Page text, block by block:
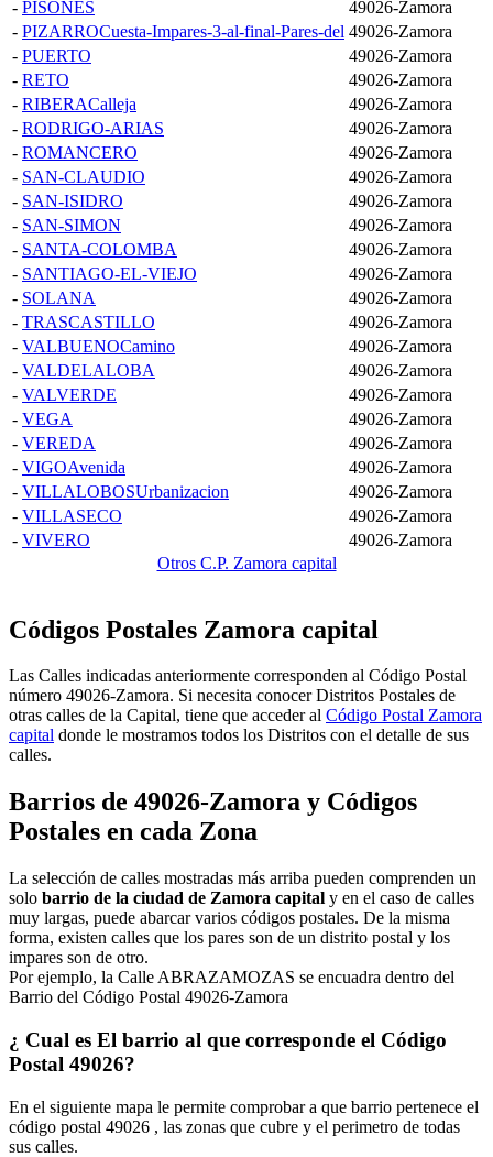
- PISONES
49026-Zamora
- PIZARROCuesta-Impares-3-al-final-Pares-del 49026-Zamora
- PUERTO
49026-Zamora
- RETO
49026-Zamora
- RIBERACalleja
49026-Zamora
- RODRIGO-ARIAS
49026-Zamora
- ROMANCERO
49026-Zamora
- SAN-CLAUDIO
49026-Zamora
- SAN-ISIDRO
49026-Zamora
- SAN-SIMON
49026-Zamora
- SANTA-COLOMBA
49026-Zamora
- SANTIAGO-EL-VIEJO
49026-Zamora
- SOLANA
49026-Zamora
- TRASCASTILLO
49026-Zamora
- VALBUENOCamino
49026-Zamora
- VALDELALOBA
49026-Zamora
- VALVERDE
49026-Zamora
- VEGA
49026-Zamora
- VEREDA
49026-Zamora
- VIGOAvenida
49026-Zamora
- VILLALOBOSUrbanizacion
49026-Zamora
- VILLASECO
49026-Zamora
- VIVERO
49026-Zamora
Otros C.P. Zamora capital
Códigos Postales Zamora capital
Las Calles indicadas anteriormente corresponden al Código Postal
número 49026-Zamora. Si necesita conocer Distritos Postales de
otras calles de la Capital, tiene que acceder al Código Postal Zamora
capital donde le mostramos todos los Distritos con el detalle de sus
calles.
Barrios de 49026-Zamora y Códigos
Postales en cada Zona
La selección de calles mostradas más arriba pueden comprenden un
solo barrio de la ciudad de Zamora capital y en el caso de calles
muy largas, puede abarcar varios códigos postales. De la misma
forma, existen calles que los pares son de un distrito postal y los
impares son de otro.
Por ejemplo, la Calle ABRAZAMOZAS se encuadra dentro del
Barrio del Código Postal 49026-Zamora
¿ Cual es El barrio al que corresponde el Código
Postal 49026?
En el siguiente mapa le permite comprobar a que barrio pertenece el
código postal 49026 , las zonas que cubre y el perimetro de todas
sus calles.